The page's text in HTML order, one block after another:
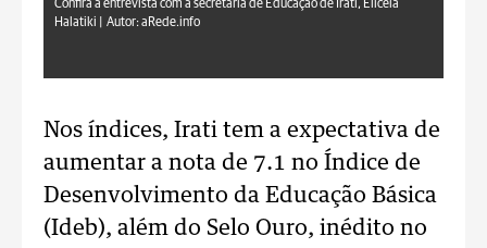
Confira a entrevista com a secretária de Educação de Irati, Elicéia
Halatiki |
Autor: aRede.info
Nos índices, Irati tem a expectativa de
aumentar a nota de 7.1 no Índice de
Desenvolvimento da Educação Básica
(Ideb), além do Selo Ouro, inédito no